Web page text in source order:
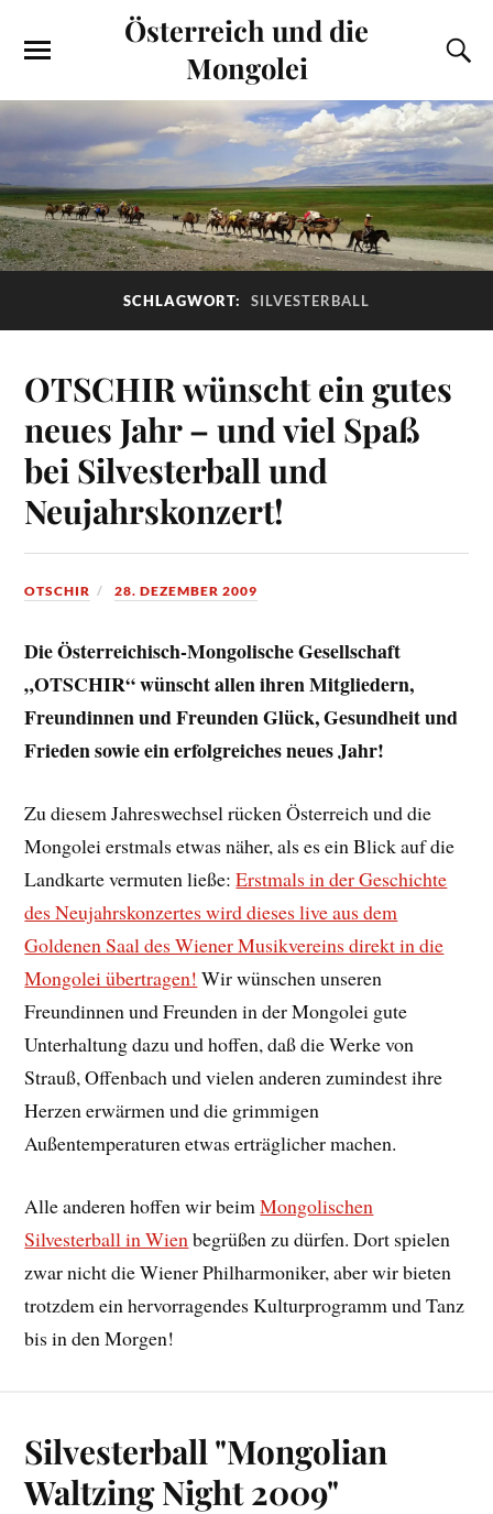
Österreich und die
Mongolei
SCHLAGWORT: SILVESTERBALL
OTSCHIR wünscht ein gutes
neues Jahr – und viel Spaß
bei Silvesterball und
Neujahrskonzert!
OTSCHIR 28. DEZEMBER 2009
Die Österreichisch-Mongolische Gesellschaft
„OTSCHIR“ wünscht allen ihren Mitgliedern,
Freundinnen und Freunden Glück, Gesundheit und
Frieden sowie ein erfolgreiches neues Jahr!
Zu diesem Jahreswechsel rücken Österreich und die
Mongolei erstmals etwas näher, als es ein Blick auf die
Landkarte vermuten ließe:Erstmals in der Geschichte
des Neujahrskonzertes wird dieses live aus dem
Goldenen Saal des Wiener Musikvereins direkt in die
Mongolei übertragen! Wir wünschen unseren
Freundinnen und Freunden in der Mongolei gute
Unterhaltung dazu und hoffen, daß die Werke von
Strauß, Offenbach und vielen anderen zumindest ihre
Herzen erwärmen und die grimmigen
Außentemperaturen etwas erträglicher machen.
Alle anderen hoffen wir beimMongolischen
Silvesterball in Wien begrüßen zu dürfen. Dort spielen
zwar nicht die Wiener Philharmoniker, aber wir bieten
trotzdem ein hervorragendes Kulturprogramm und Tanz
bis in den Morgen!
Silvesterball "Mongolian
Waltzing Night 2009"